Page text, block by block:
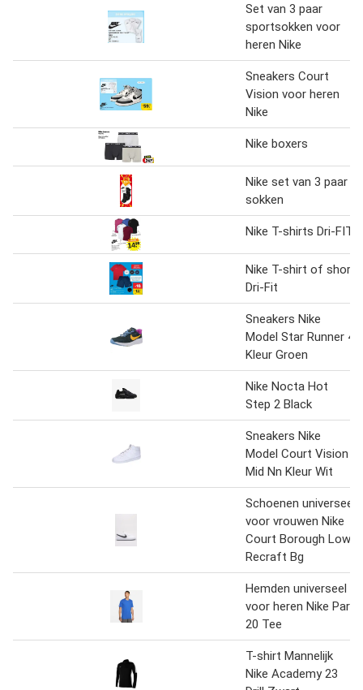
Set van 3 paar
sportsokken voor
heren Nike
Sneakers Court
Vision voor heren
Nike
Nike boxers
Nike set van 3 paar
sokken
Nike T-shirts Dri-FIT
Nike T-shirt of short
Dri-Fit
Sneakers Nike
Model Star Runner 4
Kleur Groen
Nike Nocta Hot
Step 2 Black
Sneakers Nike
Model Court Vision
Mid Nn Kleur Wit
Schoenen universeel
voor vrouwen Nike
Court Borough Low
Recraft Bg
Hemden universeel
voor heren Nike Park
20 Tee
T-shirt Mannelijk
Nike Academy 23